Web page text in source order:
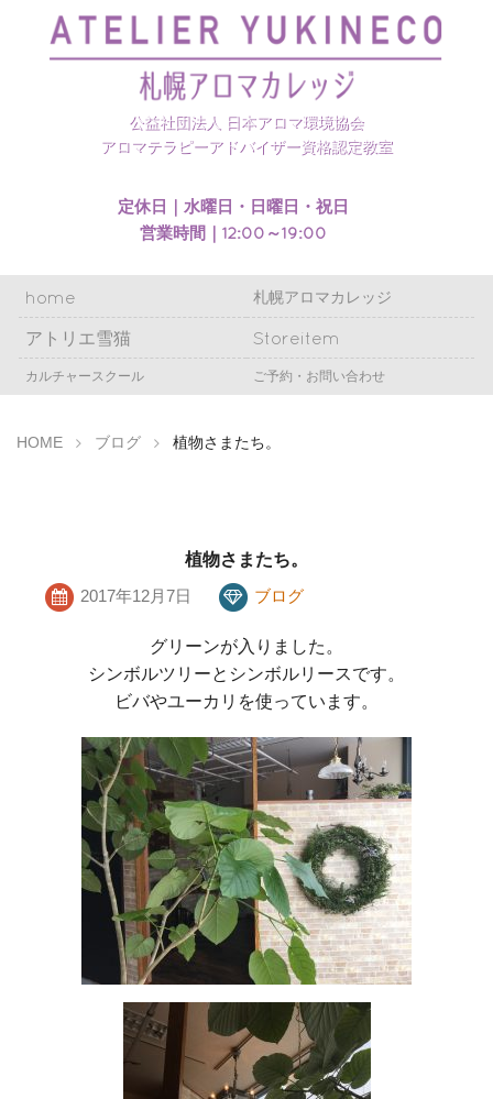
公益社団法人 日本アロマ環境協会
アロマテラピーアドバイザー資格認定教室
札幌アロマカレッジのホームページを開設いたしまし
た
定休日｜水曜日・日曜日・祝日
営業時間｜12:00～19:00
home 札幌アロマカレッジ
アトリエ雪猫 Storeitem
カルチャースクール ご予約・お問い合わせ
HOME ブログ 植物さまたち。
植物さまたち。
2017年12月7日
ブログ
グリーンが入りました。
シンボルツリーとシンボルリースです。
ビバやユーカリを使っています。